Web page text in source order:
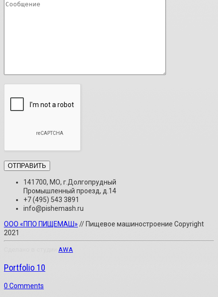
141700, МО, г.Долгопрудный
Промышленный проезд, д.14
+7 (495) 543 3891
info@pishemash.ru
ООО «ППО ПИЩЕМАШ» // Пищевое машиностроение Copyright
2021
AWA
Portfolio 10
0 Comments